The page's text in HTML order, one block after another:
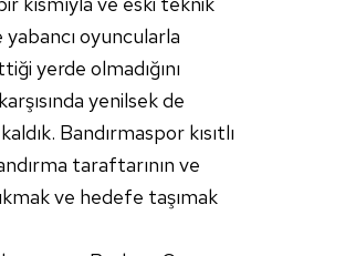
oyuncularla
yerde olmadığını
yenilsek de
Bandırmaspor kısıtlı
taraftarının ve
ve hedefe taşımak